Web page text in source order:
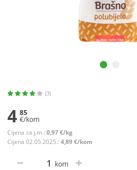
(3)
4 85
€/kom
Cijena za j.m.: 0,97 €/kg
Cijena 02.05.2025.: 4,89 €/kom
kom